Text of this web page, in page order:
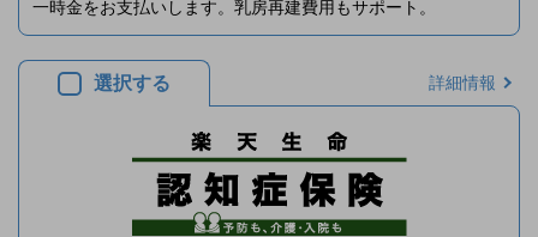
一時金をお支払いします。乳房再建費用もサポート。
選択する 詳細情報